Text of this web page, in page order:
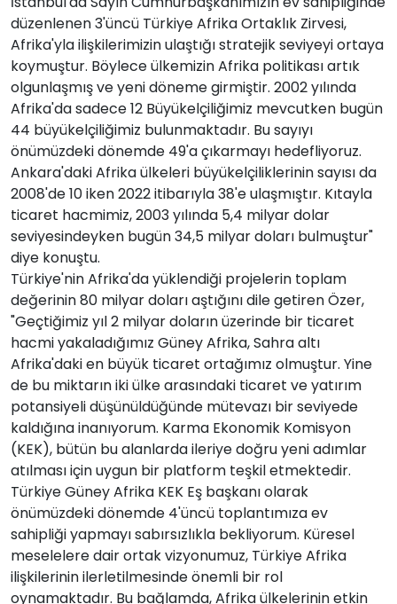
düzenlenen 3'üncü Türkiye Afrika Ortaklık Zirvesi,
Afrika'yla ilişkilerimizin ulaştığı stratejik seviyeyi ortaya
koymuştur. Böylece ülkemizin Afrika politikası artık
olgunlaşmış ve yeni döneme girmiştir. 2002 yılında
Afrika'da sadece 12 Büyükelçiliğimiz mevcutken bugün
44 büyükelçiliğimiz bulunmaktadır. Bu sayıyı
önümüzdeki dönemde 49'a çıkarmayı hedefliyoruz.
Ankara'daki Afrika ülkeleri büyükelçiliklerinin sayısı da
2008'de 10 iken 2022 itibarıyla 38'e ulaşmıştır. Kıtayla
ticaret hacmimiz, 2003 yılında 5,4 milyar dolar
seviyesindeyken bugün 34,5 milyar doları bulmuştur"
diye konuştu.
Türkiye'nin Afrika'da yüklendiği projelerin toplam
değerinin 80 milyar doları aştığını dile getiren Özer,
"Geçtiğimiz yıl 2 milyar doların üzerinde bir ticaret
hacmi yakaladığımız Güney Afrika, Sahra altı
Afrika'daki en büyük ticaret ortağımız olmuştur. Yine
de bu miktarın iki ülke arasındaki ticaret ve yatırım
potansiyeli düşünüldüğünde mütevazı bir seviyede
kaldığına inanıyorum. Karma Ekonomik Komisyon
(KEK), bütün bu alanlarda ileriye doğru yeni adımlar
atılması için uygun bir platform teşkil etmektedir.
Türkiye Güney Afrika KEK Eş başkanı olarak
önümüzdeki dönemde 4'üncü toplantımıza ev
sahipliği yapmayı sabırsızlıkla bekliyorum. Küresel
meselelere dair ortak vizyonumuz, Türkiye Afrika
ilişkilerinin ilerletilmesinde önemli bir rol
oynamaktadır. Bu bağlamda, Afrika ülkelerinin etkin